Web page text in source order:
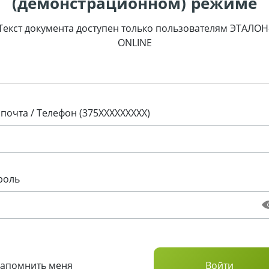
документа доступен только пользователям
ONLINE
/ Телефон (375XXXXXXXXX)
меня